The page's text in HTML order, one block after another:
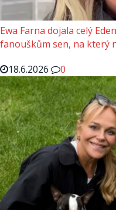
Ewa Farna dojala celý
fanouškům sen, na který
18.6.2026
0